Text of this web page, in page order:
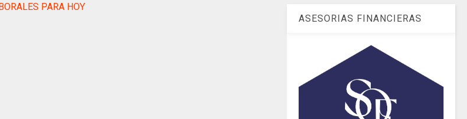
PARA HOY
ASESORIAS FINANCIERAS